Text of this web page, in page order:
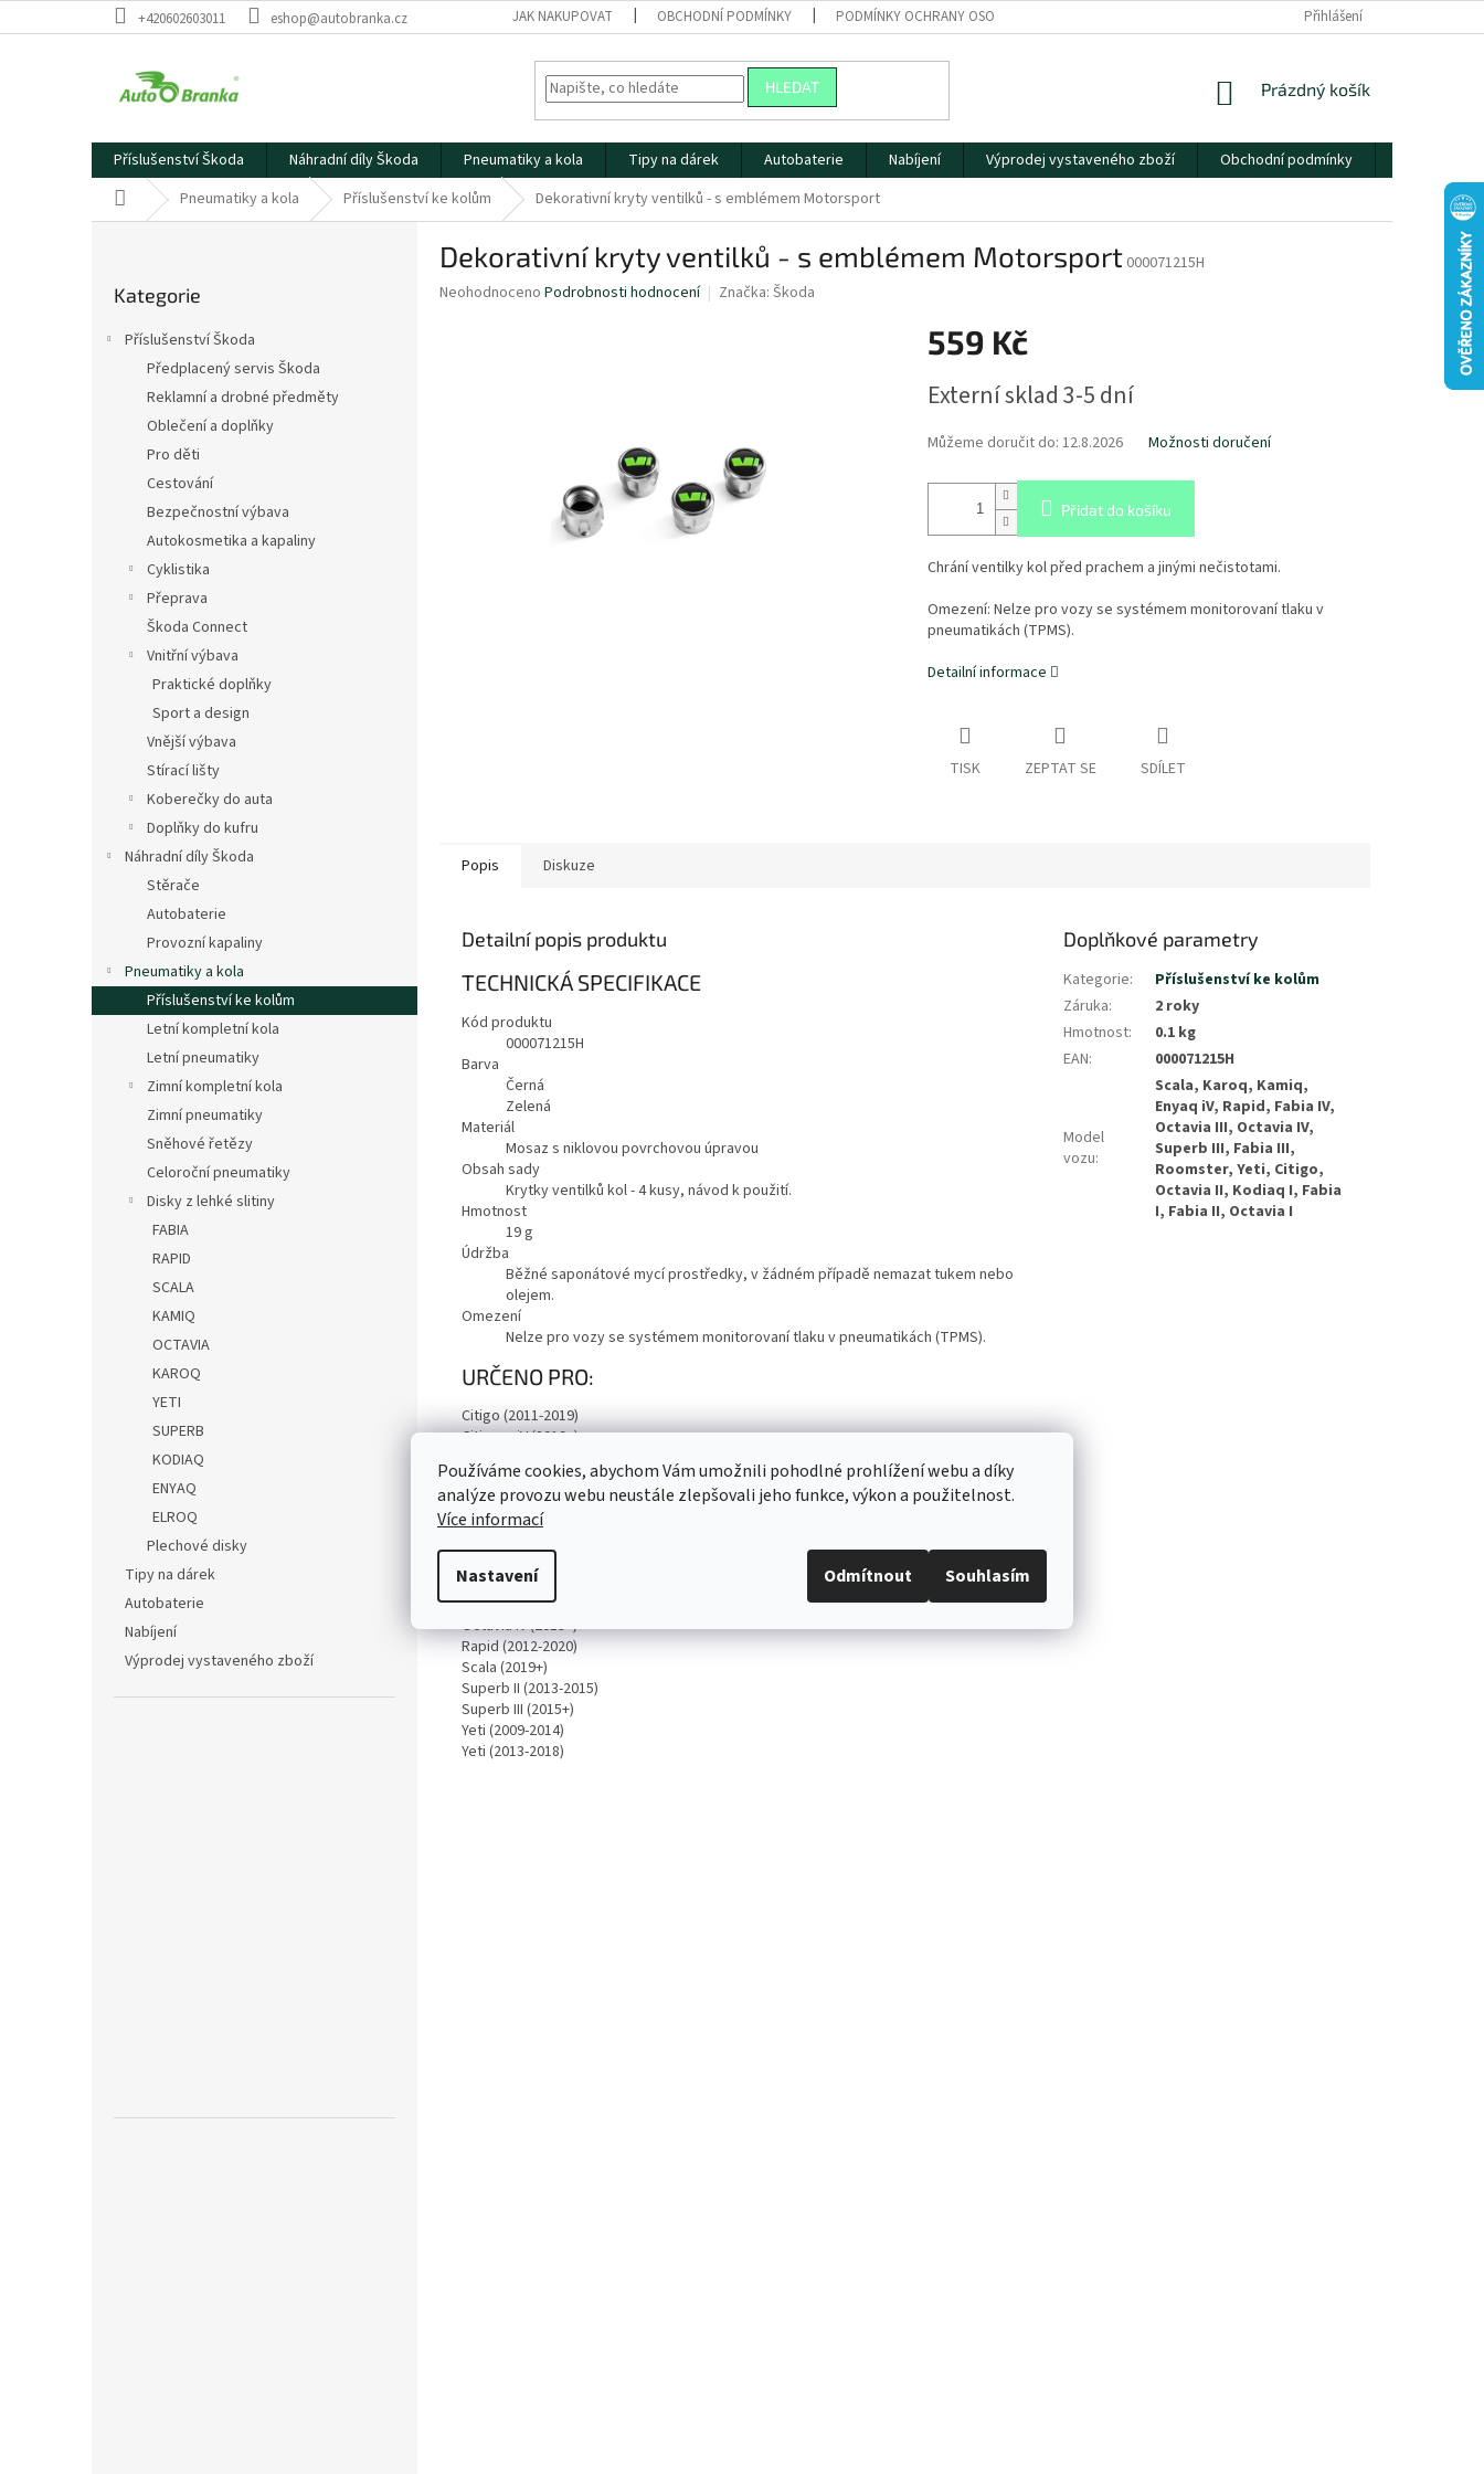
Používáme cookies, abychom Vám umožnili pohodlné prohlížení webu a díky
analýze provozu webu neustále zlepšovali jeho funkce, výkon a použitelnost.
Více informací
Nastavení Odmítnout Souhlasím
na
+420602603011 eshop@autobranka.cz JAK NAKUPOVAT OBCHODNÍ PODMÍNKY PODMÍNKY OCHRANY OSOBNÍCH ÚDAJŮ Přihlášení
HLEDAT
NÁKUPNÍ
Prázdný košík
Příslušenství Škoda Náhradní díly Škoda Pneumatiky a kola Tipy na dárek Autobaterie Nabíjení Výprodej vystaveného zboží Obchodní podmínky
Domů Pneumatiky a kola Příslušenství ke kolům Dekorativní kryty ventilků - s emblémem Motorsport
kategorie
Kategorie
Příslušenství Škoda
Předplacený servis Škoda
Reklamní a drobné předměty
Oblečení a doplňky
Pro děti
Cestování
Bezpečnostní výbava
Autokosmetika a kapaliny
Cyklistika
Přeprava
Škoda Connect
Vnitřní výbava
Praktické doplňky
Sport a design
Vnější výbava
Stírací lišty
Koberečky do auta
Doplňky do kufru
Náhradní díly Škoda
Stěrače
Autobaterie
Provozní kapaliny
Pneumatiky a kola
Příslušenství ke kolům
Letní kompletní kola
Letní pneumatiky
Zimní kompletní kola
Zimní pneumatiky
Sněhové řetězy
Celoroční pneumatiky
Disky z lehké slitiny
FABIA
RAPID
SCALA
KAMIQ
OCTAVIA
KAROQ
YETI
SUPERB
KODIAQ
ENYAQ
ELROQ
Plechové disky
Tipy na dárek
Autobaterie
Nabíjení
Výprodej vystaveného zboží
Dekorativní kryty ventilků - s emblémem Motorsport 000071215H
Průměrné
Neohodnoceno Podrobnosti hodnocení Značka: Škoda
559 Kč
cena:
Externí sklad 3-5 dní
Můžeme doručit do: 12.8.2026 Možnosti doručení
Přidat do košíku
Chrání ventilky kol před prachem a jinými nečistotami.
Omezení: Nelze pro vozy se systémem monitorovaní tlaku v
pneumatikách (TPMS).
Detailní informace
TISK ZEPTAT SE SDÍLET
Popis Diskuze
Detailní popis produktu
TECHNICKÁ SPECIFIKACE
Kód produktu
000071215H
Barva
Černá
Zelená
Materiál
Mosaz s niklovou povrchovou úpravou
Obsah sady
Krytky ventilků kol - 4 kusy, návod k použití.
Hmotnost
19g
Údržba
Běžné saponátové mycí prostředky, v žádném případě nemazat tukem nebo
olejem.
Omezení
Nelze pro vozy se systémem monitorovaní tlaku v pneumatikách (TPMS).
URČENO PRO:
Citigo (2011-2019)
Citigo-e iV (2019+)
Enyaq (2020+)
Fabia III (2014+)
Fabia IV (2021+)
Kamiq (2019+)
Kodiaq (2016+)
Octavia III (2017+)
Octavia III (2012-2017)
Octavia IV (2019+)
Rapid (2012-2020)
Scala (2019+)
Superb II (2013-2015)
Superb III (2015+)
Yeti (2009-2014)
Yeti (2013-2018)
Doplňkové parametry
Kategorie:
Příslušenství ke kolům
Záruka:
2 roky
Hmotnost:
0.1 kg
EAN: 000071215H
Model
vozu:
Scala, Karoq, Kamiq,
Enyaq iV, Rapid, Fabia IV,
Octavia III, Octavia IV,
Superb III, Fabia III,
Roomster, Yeti, Citigo,
Octavia II, Kodiaq I, Fabia
I, Fabia II, Octavia I